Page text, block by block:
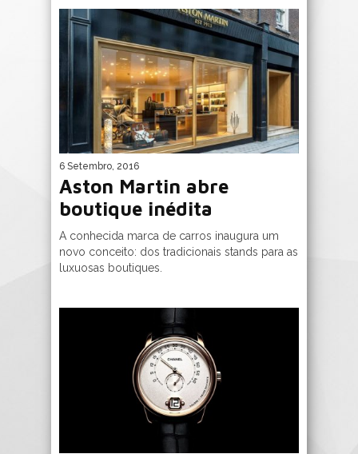
6 Setembro, 2016
Aston Martin abre
boutique inédita
A conhecida marca de carros inaugura um
novo conceito: dos tradicionais stands para as
luxuosas boutiques.